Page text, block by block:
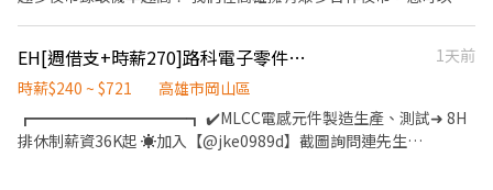
金發薪、亦無提前薪資機制（月底結薪，隔月15號匯款） 🔸務必詳
讀內文，避免私訊重複提問 🔸無法配合排班者請勿投遞，避免雙方
困擾 🔸若符合條件但門市未開缺，歡迎完成投遞步驟，填表單等候
顧問通知 . 📩 歡迎透過以下方式應徵，名額有限，額滿即止！ 一起
加入蝦皮店到店團隊 💪🧡 . 【投遞步驟】 1. 填寫履歷表單：
https://reurl.cc/OMgd67 2. 加入顧問官方帳號:
往後1~2H 早班XD理貨員:10:00~19:00，加班往後2~4H 早班XD點貨
員:11:00~20:00，加班往後2~4H 中班STD理貨員:15:30~00:30，加
班往後2~4H 晚班出貨拉貨、晚班出貨堆高機手:00:00~09:00，加班
往後2~4H 【是否須配合加班】:加班依訂單狀況 【休假制度】: 排休
制 【勞健保.勞退.團保】：有 【工作地點】: 高雄岡山區本工一路
區）｜週五、週六 ・大社（高雄市大社區）｜週三、週六 ・楠
都（高雄市三民區）｜週日 ・彌陀（高雄市彌陀區） ・興達
（高雄市茄萣區） ……更多場地無法列舉，請見諒。 ＃主場例外:
瑞豐夜市時薪196元 🚇 交通：高雄北區，捷運紅線沿線，下課下班
EH[週借支+時薪270]路科電子零件生產員/免輪班免經驗/書審高錄取率快速上工
1天前
時薪$240 ~ $721
高雄市岡山區
┏━━━━━━━━━━┓ ✔️MLCC電感元件製造生產、測試➜ 8H
排休制薪資36K起 ☀️加入【@jke0989d】截圖詢問連先生